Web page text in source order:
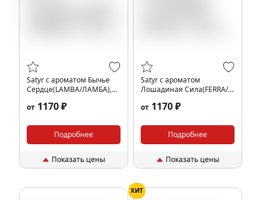
Satyr с ароматом Бычье
Сердце(LAMBA/ЛАМБА),
от 1170 ₽
Подробнее
Показать цены
Satyr с ароматом
Лошадиная Сила(FERRA/
от 1170 ₽
Подробнее
Показать цены
ХИТ